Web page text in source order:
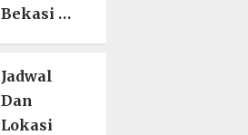
Bekasi …
Jadwal
Dan
Lokasi